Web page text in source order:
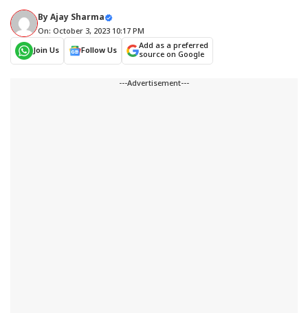
ByAjay Sharma
On: October 3, 2023 10:17 PM
Join Us
Follow Us
Add as a preferred
source on Google
---Advertisement---